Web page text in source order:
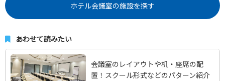
ホテル会議室の施設を探す
あわせて読みたい
会議室のレイアウトや机・座席の配
置！スクール形式などのパターン紹介